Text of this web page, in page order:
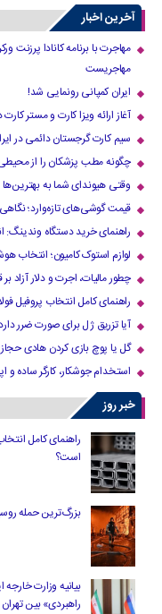
آخرین اخبار
مهاجرت با برنامه کانادا پرزنت
مهاجریست
ایران کمپانی رونمایی شد!
آغاز ارائه ویزا کارت و مستر کارت در
سیم کارت گرجستان دائمی در
چگونه مطب پزشکان را از
وقتی هیوندای شما به بهترین‌ها
قیمت گوشی‌های تازه‌وارد؛
راهنمای خرید دستگاه
لوازم استوک کامیون؛ انتخاب
چطور مالیات، اجرت و دلار آزاد بر قیمت طلای ۲۴
راهنمای کامل انتخاب پروفیل
آیا تزریق ژل برای صورت ضرر
گل یا پوچ بازی کردن هادی
استخدام جوشکار، کارگر ساده و
خبر روز
راهنمای کامل
است؟
بزرگ‌ترین حمله
بیانیه وزارت
راهبردی» بین